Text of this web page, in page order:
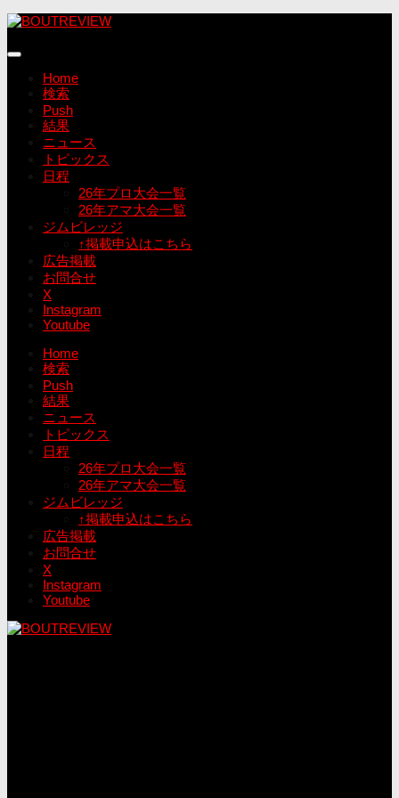
コ
テ
Home
検索
Push
結果
ニュース
トピックス
日程
26年プロ大会一覧
26年アマ大会一覧
ジムビレッジ
↑掲載申込はこちら
広告掲載
お問合せ
X
Instagram
Youtube
Home
検索
Push
結果
ニュース
トピックス
日程
26年プロ大会一覧
26年アマ大会一覧
ジムビレッジ
↑掲載申込はこちら
広告掲載
お問合せ
X
Instagram
Youtube